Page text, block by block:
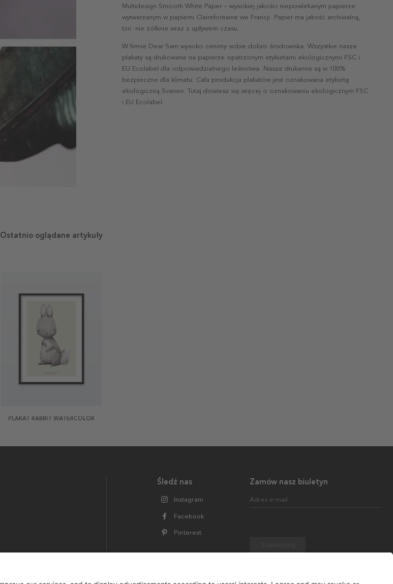
Multidesign Smooth White Paper – wysokiej jakości niepowlekanym papierze
wytwarzanym w papierni Clairefontaine we Francji. Papier ma jakość archiwalną,
tzn. nie żółknie wraz z upływem czasu.
W firmie Dear Sam wysoko cenimy sobie dobro środowiska. Wszystkie nasze
plakaty są drukowane na papierze opatrzonym etykietami ekologicznymi FSC i
EU Ecolabel dla odpowiedzialnego leśnictwa. Nasze drukarnie są w 100%
bezpieczne dla klimatu. Cała produkcja plakatów jest oznakowana etykietą
ekologiczną Svanen. Tutaj dowiesz się więcej o oznakowaniu ekologicznym FSC
i EU Ecolabel.
Ostatnio oglądane artykuły
PLAKAT RABBIT WATERCOLOR
Zamów nasz biuletyn
Adres e-mail
Śledź nas
Instagram
Facebook
Pinterest